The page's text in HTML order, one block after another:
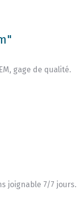
gage de qualité.
joignable 7/7 jours.